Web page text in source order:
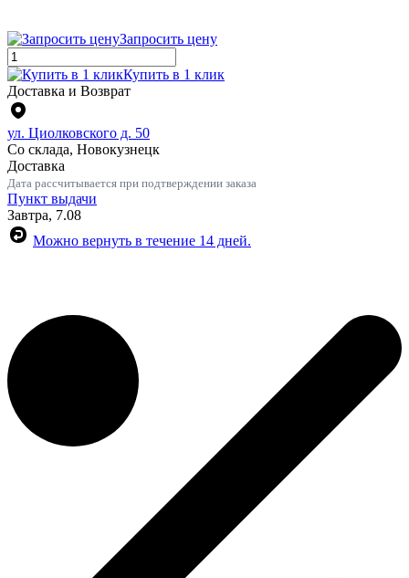
Запросить цену
Купить в 1 клик
Доставка и Возврат
ул. Циолковского д. 50
Со склада, Новокузнецк
Доставка
Дата рассчитывается при подтверждении заказа
Пункт выдачи
Завтра, 7.08
Можно вернуть в течение 14 дней.